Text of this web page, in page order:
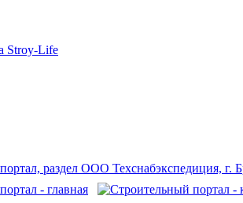
Stroy-Life